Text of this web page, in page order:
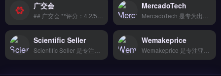
广交会 MercadoTech
Scientific Seller Wemakeprice